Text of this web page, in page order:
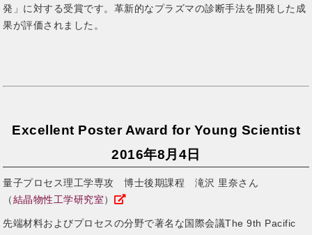
発」に対する受賞です。革新的なプラズマの診断手法を開発した成
果が評価されました。
Excellent Poster Award for Young Scientist
2016年8月4日
量子プロセス理工学専攻 博士後期課程 滝沢 里奈さん
（結晶物性工学研究室）
先端材料およびプロセスの分野で著名な国際会議The 9th Pacific